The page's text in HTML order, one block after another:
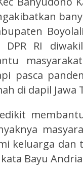
DPR RI
pasca
di dapil Jawa
keluarga dan
Bayu